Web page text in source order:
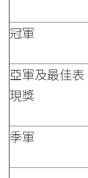
冠軍
亞軍及最佳表
現獎
季軍